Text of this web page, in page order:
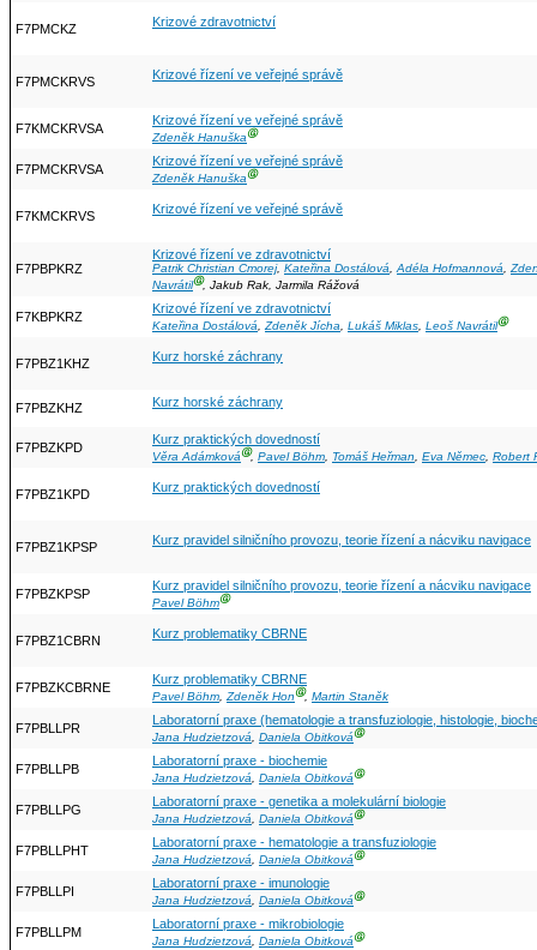
F7PMCKZ Krizové zdravotnictví
F7PMCKRVS Krizové řízení ve veřejné správě
F7KMCKRVSA
Krizové řízení ve veřejné správě
Zdeněk HanuškaⒼ
F7PMCKRVSA
Krizové řízení ve veřejné správě
Zdeněk HanuškaⒼ
F7KMCKRVS Krizové řízení ve veřejné správě
F7PBPKRZ
Krizové řízení ve zdravotnictví
Patrik Christian Cmorej, Kateřina Dostálová,Adéla Hofmannová,
NavrátilⒼ, Jakub Rak, Jarmila Rážová
F7KBPKRZ
Krizové řízení ve zdravotnictví
Kateřina Dostálová,Zdeněk Jícha, Lukáš Miklas, Leoš NavrátilⒼ
F7PBZ1KHZ Kurz horské záchrany
F7PBZKHZ Kurz horské záchrany
F7PBZKPD
Kurz praktických dovedností
Věra AdámkováⒼ, Pavel Böhm, Tomáš Heřman, Eva Němec, Robert
F7PBZ1KPD Kurz praktických dovedností
F7PBZ1KPSP Kurz pravidel silničního provozu, teorie řízení a nácviku navigace
F7PBZKPSP
Kurz pravidel silničního provozu, teorie řízení a nácviku navigace
Pavel BöhmⒼ
F7PBZ1CBRN Kurz problematiky CBRNE
F7PBZKCBRNE
Kurz problematiky CBRNE
Pavel Böhm,Zdeněk HonⒼ, Martin Staněk
F7PBLLPR
Laboratorní praxe (hematologie a transfuziologie, histologie,
Jana Hudzietzová, Daniela ObitkováⒼ
F7PBLLPB
Laboratorní praxe - biochemie
Jana Hudzietzová, Daniela ObitkováⒼ
F7PBLLPG
Laboratorní praxe - genetika a molekulární biologie
Jana Hudzietzová, Daniela ObitkováⒼ
F7PBLLPHT
Laboratorní praxe - hematologie a transfuziologie
Jana Hudzietzová, Daniela ObitkováⒼ
F7PBLLPI
Laboratorní praxe - imunologie
Jana Hudzietzová, Daniela ObitkováⒼ
F7PBLLPM
Laboratorní praxe - mikrobiologie
Jana Hudzietzová, Daniela ObitkováⒼ